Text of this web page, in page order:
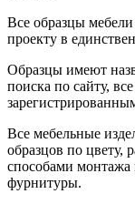
Все образцы
проекту в
Образцы имеют
поиска по сайту,
Все мебельные
образцов по цвету,
способами
фурнитуры.